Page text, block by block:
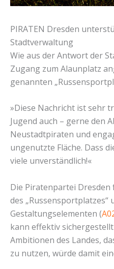
PIRATEN Dresden
Stadtverwaltung
Wie aus der Antwort der
Zugang zum Alaunplatz
genannten
»Diese Nachricht ist sehr
Jugend auch – gerne den
Neustadtpiraten und
ungenutzte Fläche. Dass
viele unverständlich!«
Die Piratenpartei
des
Gestaltungselementen (
kann effektiv
Ambitionen des Landes,
zu nutzen, würde damit